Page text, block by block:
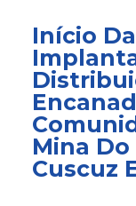
Início
Mina Do
Cuscuz